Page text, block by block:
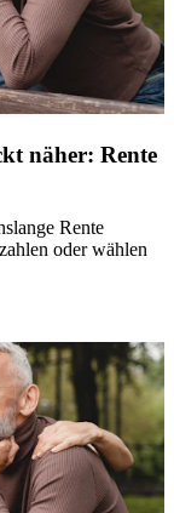
näher: Rente
Rente
oder wählen